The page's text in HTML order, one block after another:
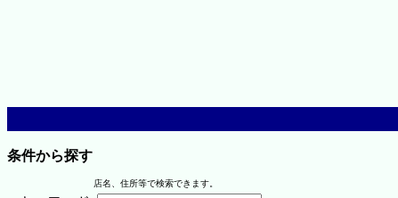
条件から探す
店名、住所等で検索できます。